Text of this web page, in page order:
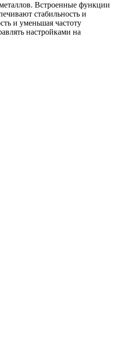
Встроенные функции
стабильность и
и уменьшая частоту
настройками на